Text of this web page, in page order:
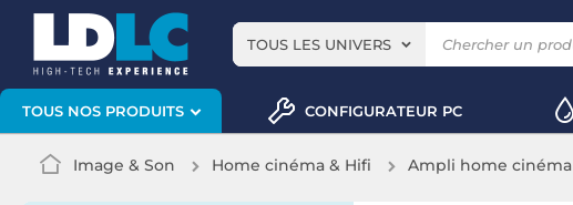
TOUS LES UNIVERS
TOUS NOS PRODUITS CONFIGURATEUR PC
Image & Son Home cinéma & Hifi Ampli home cinéma